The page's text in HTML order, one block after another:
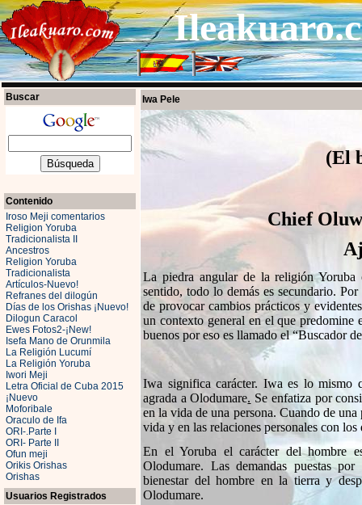
Buscar
Contenido
Iroso Meji comentarios
Religion Yoruba
Tradicionalista II
Ancestros
Religion Yoruba
Tradicionalista
Artículos-Nuevo!
Refranes del dilogún
Días de los Orishas ¡Nuevo!
Dilogun Caracol
Ewes Fotos2-¡New!
Isefa Mano de Orunmila
La Religión Lucumí
La Religión Yoruba
Iwori Meji
Letra Oficial de Cuba 2015
¡Nuevo
Moforibale
Oraculo de Ifa
ORI-.Parte I
ORI- Parte II
Ofun meji
Orikis Orishas
Orishas
Usuarios Registrados
Iwa Pele
(El
Chief
La piedra angular de la religión
sentido, todo lo demás es secundario.
de provocar cambios prácticos y
un contexto general en el que predomine
buenos por eso es llamado el “Buscador
Iwa significa carácter. Iwa es lo mismo
agrada a Olodumare. Se enfatiza por
en la vida de una persona. Cuando de
vida y en las relaciones personales con
En el Yoruba el carácter del hombre
Olodumare. Las demandas puestas
bienestar del hombre en la tierra y
Olodumare.